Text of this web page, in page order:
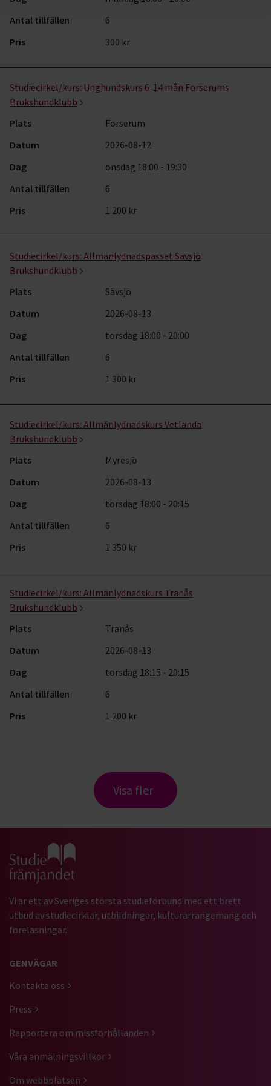
Antal tillfällen
6
Pris
300 kr
Studiecirkel/kurs: Unghundskurs 6-14 mån Forserums
Brukshundklubb
Plats
Forserum
Datum
2026-08-12
Dag
onsdag 18:00 - 19:30
Antal tillfällen
6
Pris
1 200 kr
Studiecirkel/kurs: Allmänlydnadspasset Sävsjö
Brukshundklubb
Plats
Sävsjö
Datum
2026-08-13
Dag
torsdag 18:00 - 20:00
Antal tillfällen
6
Pris
1 300 kr
Studiecirkel/kurs: Allmänlydnadskurs Vetlanda
Brukshundklubb
Plats
Myresjö
Datum
2026-08-13
Dag
torsdag 18:00 - 20:15
Antal tillfällen
6
Pris
1 350 kr
Studiecirkel/kurs: Allmänlydnadskurs Tranås
Brukshundklubb
Plats
Tranås
Datum
2026-08-13
Dag
torsdag 18:15 - 20:15
Antal tillfällen
6
Pris
1 200 kr
Visa fler
Gå till studiefrämjandets startsida
Vi är ett av Sveriges största studieförbund med ett brett
utbud av studiecirklar, utbildningar, kulturarrangemang och
föreläsningar.
GENVÄGAR
Kontakta oss
Press
Rapportera om missförhållanden
Våra anmälningsvillkor
Om webbplatsen